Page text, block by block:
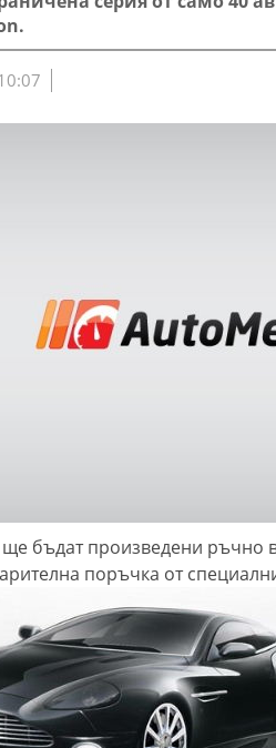
бъдат произведени ръчно
поръчка от